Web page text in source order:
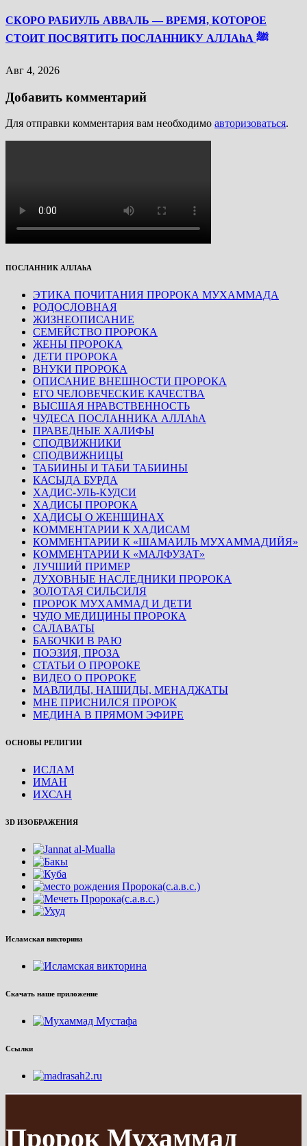
СКОРО РАБИУЛЬ АВВАЛЬ — ВРЕМЯ, КОТОРОЕ
СТОИТ ПОСВЯТИТЬ ПОСЛАННИКУ АЛЛАhА ﷺ
Авг 4, 2026
Добавить комментарий
Для отправки комментария вам необходимо авторизоваться.
ПОСЛАННИК АЛЛАhА
ЭТИКА ПОЧИТАНИЯ ПРОРОКА МУХАММАДА
РОДОСЛОВНАЯ
ЖИЗНЕОПИСАНИЕ
СЕМЕЙСТВО ПРОРОКА
ЖЕНЫ ПРОРОКА
ДЕТИ ПРОРОКА
ВНУКИ ПРОРОКА
ОПИСАНИЕ ВНЕШНОСТИ ПРОРОКА
ЕГО ЧЕЛОВЕЧЕСКИЕ КАЧЕСТВА
ВЫСШАЯ НРАВСТВЕННОСТЬ
ЧУДЕСА ПОСЛАННИКА АЛЛАhА
ПРАВЕДНЫЕ ХАЛИФЫ
СПОДВИЖНИКИ
СПОДВИЖНИЦЫ
ТАБИИНЫ И ТАБИ ТАБИИНЫ
КАСЫДА БУРДА
ХАДИС-УЛЬ-КУДСИ
ХАДИСЫ ПРОРОКА
ХАДИСЫ О ЖЕНЩИНАХ
КОММЕНТАРИИ К ХАДИСАМ
КОММЕНТАРИИ К «ШАМАИЛЬ МУХАММАДИЙЯ»
КОММЕНТАРИИ К «МАЛФУЗАТ»
ЛУЧШИЙ ПРИМЕР
ДУХОВНЫЕ НАСЛЕДНИКИ ПРОРОКА
ЗОЛОТАЯ СИЛЬСИЛЯ
ПРОРОК МУХАММАД И ДЕТИ
ЧУДО МЕДИЦИНЫ ПРОРОКА
САЛАВАТЫ
БАБОЧКИ В РАЮ
ПОЭЗИЯ, ПРОЗА
СТАТЬИ О ПРОРОКЕ
ВИДЕО О ПРОРОКЕ
МАВЛИДЫ, НАШИДЫ, МЕНАДЖАТЫ
МНЕ ПРИСНИЛСЯ ПРОРОК
МЕДИНА В ПРЯМОМ ЭФИРЕ
ОСНОВЫ РЕЛИГИИ
ИСЛАМ
ИМАН
ИХСАН
3D ИЗОБРАЖЕНИЯ
Исламская викторина
Скачать наше приложение
Ссылки
Пророк Мухаммад